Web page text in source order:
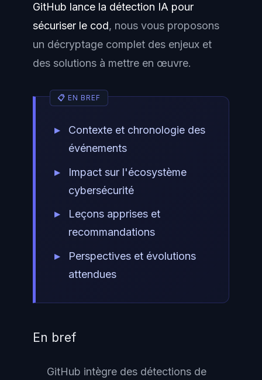
GitHub lance la détection IA pour
sécuriser le cod, nous vous proposons
un décryptage complet des enjeux et
des solutions à mettre en œuvre.
Contexte et chronologie des
événements
Impact sur l'écosystème
cybersécurité
Leçons apprises et
recommandations
Perspectives et évolutions
attendues
En bref
GitHub intègre des détections de